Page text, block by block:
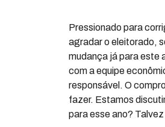
Pressionado para
agradar o eleitorado,
mudança já para este
com a equipe
responsável. O
fazer. Estamos
para esse ano?